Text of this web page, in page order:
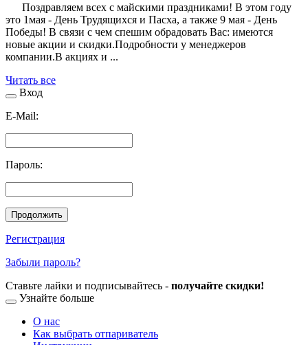
Поздравляем всех с майскими праздниками! В этом году
это 1мая - День Трудящихся и Пасха, а также 9 мая - День
Победы! В связи с чем спешим обрадовать Вас: имеются
новые акции и скидки.Подробности у менеджеров
компании.В акциях и ...
Читать все
Вход
E-Mail:
Пароль:
Продолжить
Регистрация
Забыли пароль?
Ставьте лайки и подписывайтесь - получайте скидки!
Узнайте больше
О нас
Как выбрать отпариватель